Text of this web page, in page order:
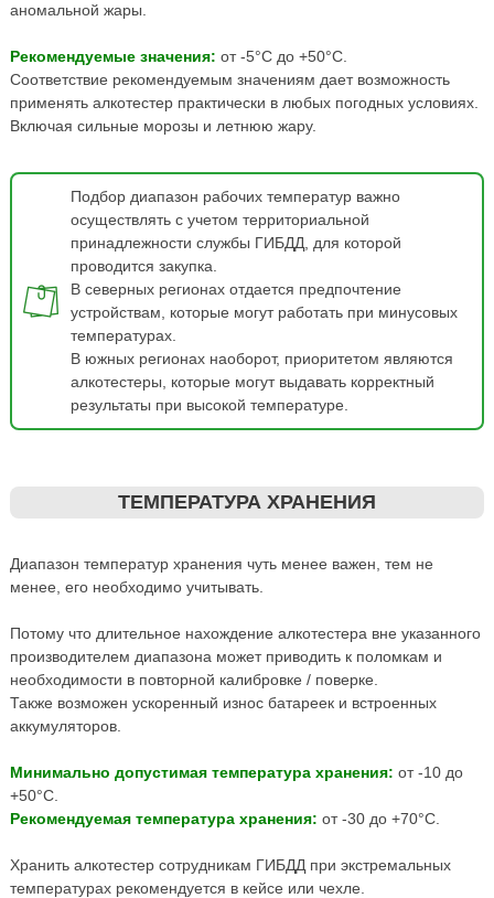
аномальной жары.
Рекомендуемые значения: от -5°С до +50°С.
Соответствие рекомендуемым значениям дает возможность
применять алкотестер практически в любых погодных условиях.
Включая сильные морозы и летнюю жару.
Подбор диапазон рабочих температур важно
осуществлять с учетом территориальной
принадлежности службы ГИБДД, для которой
проводится закупка.
В северных регионах отдается предпочтение
устройствам, которые могут работать при минусовых
температурах.
В южных регионах наоборот, приоритетом являются
алкотестеры, которые могут выдавать корректный
результаты при высокой температуре.
ТЕМПЕРАТУРА ХРАНЕНИЯ
Диапазон температур хранения чуть менее важен, тем не
менее, его необходимо учитывать.
Потому что длительное нахождение алкотестера вне указанного
производителем диапазона может приводить к поломкам и
необходимости в повторной калибровке / поверке.
Также возможен ускоренный износ батареек и встроенных
аккумуляторов.
Минимально допустимая температура хранения: от -10 до
+50°С.
Рекомендуемая температура хранения: от -30 до +70°С.
Хранить алкотестер сотрудникам ГИБДД при экстремальных
температурах рекомендуется в кейсе или чехле.